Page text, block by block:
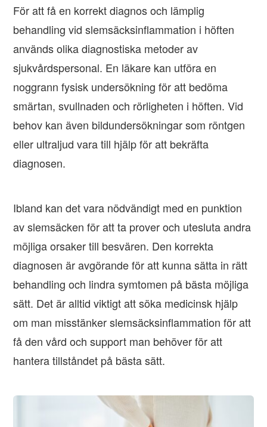
För att få en korrekt diagnos och lämplig
behandling vid slemsäcksinflammation i höften
används olika diagnostiska metoder av
sjukvårdspersonal. En läkare kan utföra en
noggrann fysisk undersökning för att bedöma
smärtan, svullnaden och rörligheten i höften. Vid
behov kan även bildundersökningar som röntgen
eller ultraljud vara till hjälp för att bekräfta
diagnosen.
Ibland kan det vara nödvändigt med en punktion
av slemsäcken för att ta prover och utesluta andra
möjliga orsaker till besvären. Den korrekta
diagnosen är avgörande för att kunna sätta in rätt
behandling och lindra symtomen på bästa möjliga
sätt. Det är alltid viktigt att söka medicinsk hjälp
om man misstänker slemsäcksinflammation för att
få den vård och support man behöver för att
hantera tillståndet på bästa sätt.